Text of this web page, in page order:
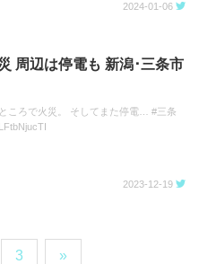
2024-01-06
周辺は停電も 新潟･三条市
ころで火災。 そしてまた停電… #三条
2023-12-19
3 »